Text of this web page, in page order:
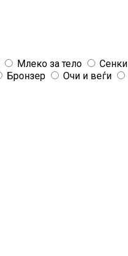
Млеко за тело
Сенки
Бронзер Очи и веѓи